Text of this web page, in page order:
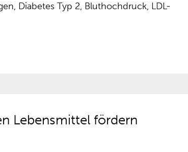
Diabetes Typ 2, Bluthochdruck, LDL-
Lebensmittel fördern